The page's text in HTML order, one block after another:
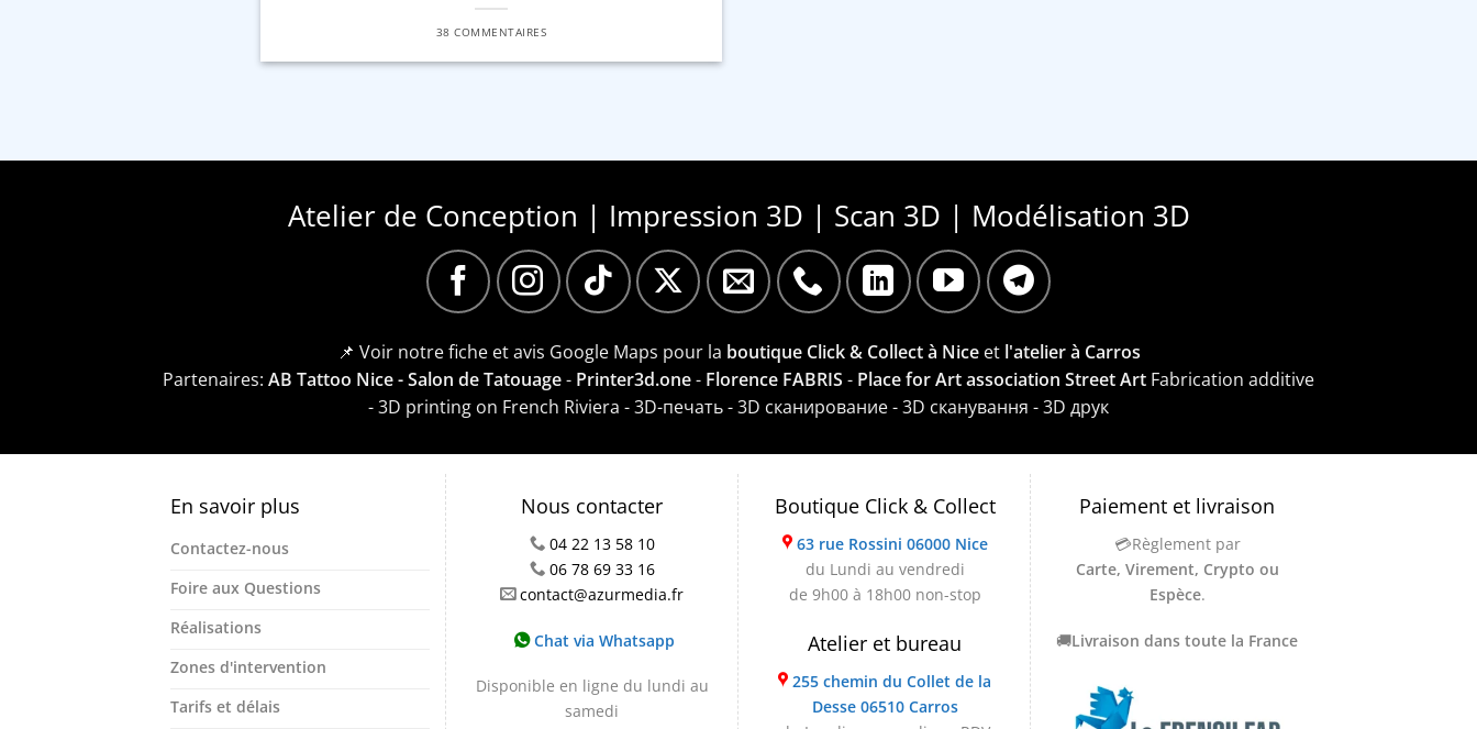
38 COMMENTAIRES
Atelier de Conception | Impression 3D | Scan 3D | Modélisation 3D
📌 Voir notre fiche et avis Google Maps pour la boutique Click & Collect à Niceet l'atelier à Carros
Partenaires: AB Tattoo Nice - Salon de Tatouage- Printer3d.one- Florence FABRIS - Place for Art association Street Art Fabrication additive
- 3D printing on French Riviera - 3D-печать - 3D сканирование - 3D сканування - 3D друк
En savoir plus
Contactez-nous
Foire aux Questions
Réalisations
Zones d'intervention
Tarifs et délais
Nous contacter
04 22 13 58 10
06 78 69 33 16
contact@azurmedia.fr
Chat via Whatsapp
Disponible en ligne du lundi au
samedi
Boutique Click & Collect
63 rue Rossini 06000 Nice
du Lundi au vendredi
de 9h00 à 18h00 non-stop
Atelier et bureau
255 chemin du Collet de la
Desse 06510 Carros
Paiement et livraison
💳Règlement par
Carte, Virement, Crypto ou
Espèce.
🚚Livraison dans toute la France